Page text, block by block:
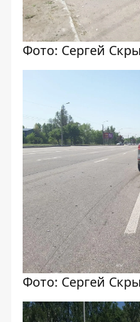
Фото: Сергей
Фото: Сергей